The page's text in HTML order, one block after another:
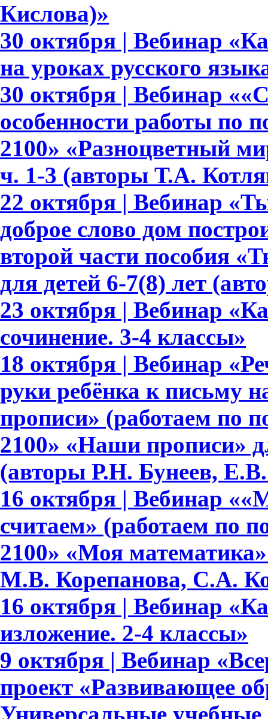
Кислова)»
30 октября | Вебинар
на уроках русского
30 октября | Вебинар
особенности работы по
2100» «Разноцветный
ч. 1-3 (авторы Т.А.
22 октября | Вебинар
доброе слово дом
второй части пособия
для детей 6-7(8) лет
23 октября | Вебинар
сочинение. 3-4 классы»
18 октября | Вебинар
руки ребёнка к письму
прописи» (работаем по
2100» «Наши прописи»
(авторы Р.Н. Бунеев,
16 октября | Вебинар
считаем» (работаем по
2100» «Моя
М.В. Корепанова, С.А.
16 октября | Вебинар
изложение. 2-4 классы»
9 октября | Вебинар
проект «Развивающее